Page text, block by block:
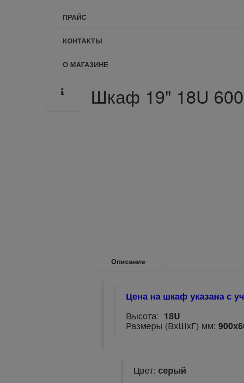
ПРАЙС
КОНТАКТЫ
О МАГАЗИНЕ
Шкаф 19" 18U
Описание
Цена на шкаф указана с
Высота: 18U
Размеры (ВхШхГ) мм:
Цвет: серый